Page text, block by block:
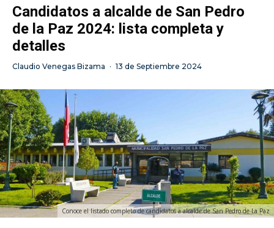
Candidatos a alcalde de San Pedro
de la Paz 2024: lista completa y
detalles
Claudio Venegas Bizama · 13 de Septiembre 2024
Conoce el listado completo de candidatos a alcalde de San Pedro de La Paz